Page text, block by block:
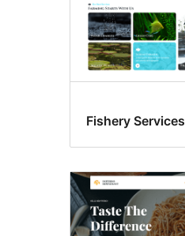
Fishery Services